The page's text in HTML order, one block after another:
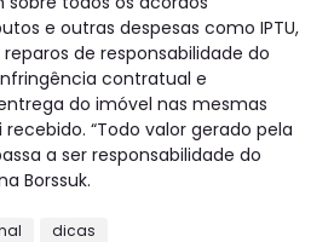
e outras despesas como IPTU,
de responsabilidade do
contratual e
do imóvel nas mesmas
“Todo valor gerado pela
a ser responsabilidade do
Borssuk.
dicas